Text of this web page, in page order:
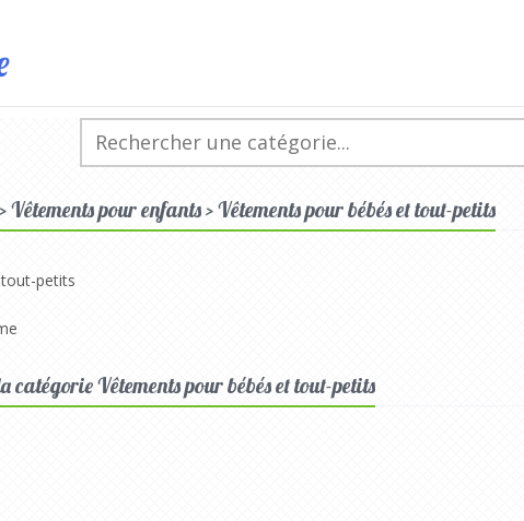
pour enfants > Vêtements pour bébés et tout-petits
petits
catégorie Vêtements pour bébés et tout-petits